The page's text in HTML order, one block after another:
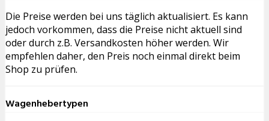
Die Preise werden bei uns täglich aktualisiert. Es kann
jedoch vorkommen, dass die Preise nicht aktuell sind
oder durch z.B. Versandkosten höher werden. Wir
empfehlen daher, den Preis noch einmal direkt beim
Shop zu prüfen.
Wagenhebertypen